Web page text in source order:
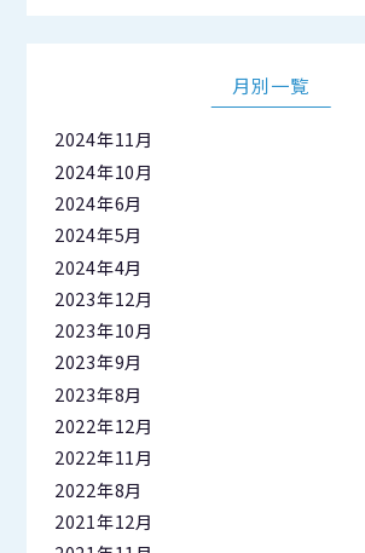
月別一覧
2024年11月
2024年10月
2024年6月
2024年5月
2024年4月
2023年12月
2023年10月
2023年9月
2023年8月
2022年12月
2022年11月
2022年8月
2021年12月